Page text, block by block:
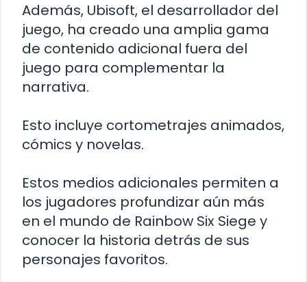
Además, Ubisoft, el desarrollador del
juego, ha creado una amplia gama
de contenido adicional fuera del
juego para complementar la
narrativa.
Esto incluye cortometrajes animados,
cómics y novelas.
Estos medios adicionales permiten a
los jugadores profundizar aún más
en el mundo de Rainbow Six Siege y
conocer la historia detrás de sus
personajes favoritos.